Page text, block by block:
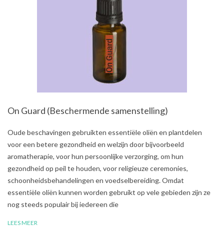
On Guard (Beschermende samenstelling)
2021-
Oude beschavingen gebruikten essentiële oliën en plantdelen
voor een betere gezondheid en welzijn door bijvoorbeeld
aromatherapie, voor hun persoonlijke verzorging, om hun
gezondheid op peil te houden, voor religieuze ceremonies,
schoonheidsbehandelingen en voedselbereiding. Omdat
essentiële oliën kunnen worden gebruikt op vele gebieden zijn ze
nog steeds populair bij iedereen die
LEES MEER